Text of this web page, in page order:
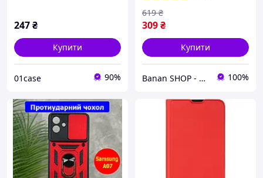
247₴
Купити
01case 90%
а07
309₴
619 ₴
Купити
Banan SHOP - зачохли і захисти свій телефон 100%